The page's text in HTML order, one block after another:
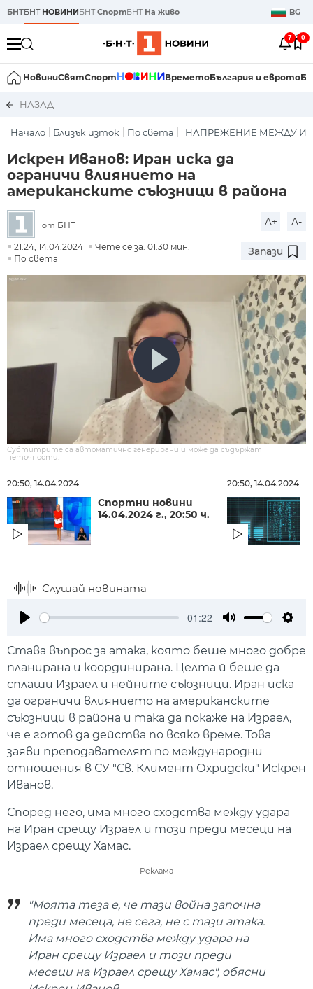
БНТБНТ НОВИНИБНТСпортБНТ На живо BG
7 0
НовиниСвятСпорт ВреметоБългария и еврото
НАЗАД
Начало Близък изток По света НАПРЕЖЕНИЕ МЕЖДУ
Искрен Иванов: Иран иска да
ограничи влиянието на
американските съюзници в района
от БНТ A+ A-
21:24, 14.04.2024
Чете се за: 01:30 мин.
По света
Запази
Субтитрите са автоматично генерирани и може да съдържат
неточности.
20:50, 14.04.2024
Спортни новини
14.04.2024 г., 20:50 ч.
20:50, 14.04.2024
Слушай новината
-01:22
Става въпрос за атака, която беше много добре
планирана и координирана. Целта й беше да
сплаши Израел и нейните съюзници. Иран иска
да ограничи влиянието на американските
съюзници в района и така да покаже на Израел,
че е готов да действа по всяко време. Това
заяви преподавателят по международни
отношения в СУ "Св. Климент Охридски" Искрен
Иванов.
Според него, има много сходства между удара
на Иран срещу Израел и този преди месеци на
Израел срещу Хамас.
Реклама
"Моята теза е, че тази война започна
преди месеца, не сега, не с тази атака.
Има много сходства между удара на
Иран срещу Израел и този преди
месеци на Израел срещу Хамас", обясни